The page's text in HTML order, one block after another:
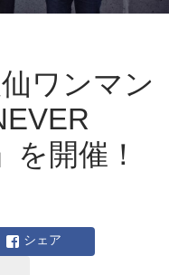
ワンマン
を開催！
シェア